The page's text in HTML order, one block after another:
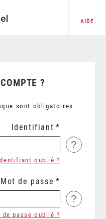
AIDE
?
sont obligatoires.
Identifiant
?
oublié ?
Mot de passe
?
de passe oublié ?